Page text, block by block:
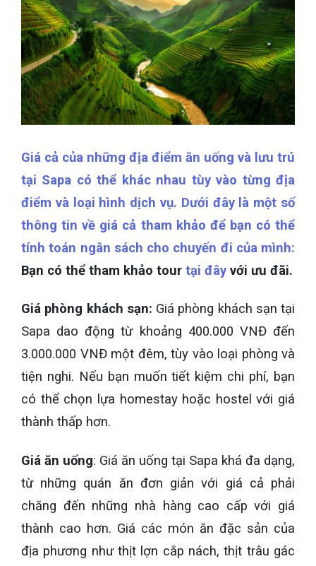
Giá cả của những địa điểm ăn uống và lưu trú
tại Sapa có thể khác nhau tùy vào từng địa
điểm và loại hình dịch vụ. Dưới đây là một số
thông tin về giá cả tham khảo để bạn có thể
tính toán ngân sách cho chuyến đi của mình:
Bạn có thể tham khảo tour tại đây với ưu đãi.
Giá phòng khách sạn: Giá phòng khách sạn tại
Sapa dao động từ khoảng 400.000 VNĐ đến
3.000.000 VNĐ một đêm, tùy vào loại phòng và
tiện nghi. Nếu bạn muốn tiết kiệm chi phí, bạn
có thể chọn lựa homestay hoặc hostel với giá
thành thấp hơn.
Giá ăn uống: Giá ăn uống tại Sapa khá đa dạng,
từ những quán ăn đơn giản với giá cả phải
chăng đến những nhà hàng cao cấp với giá
thành cao hơn. Giá các món ăn đặc sản của
địa phương như thịt lợn cắp nách, thịt trâu gác